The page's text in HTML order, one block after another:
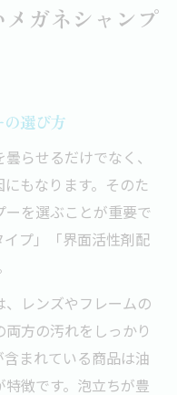
ガネシャンプ
選び方
らせるだけでなく、
もなります。そのた
を選ぶことが重要で
プ」「界面活性剤配
レンズやフレームの
方の汚れをしっかり
まれている商品は油
徴です。泡立ちが豊